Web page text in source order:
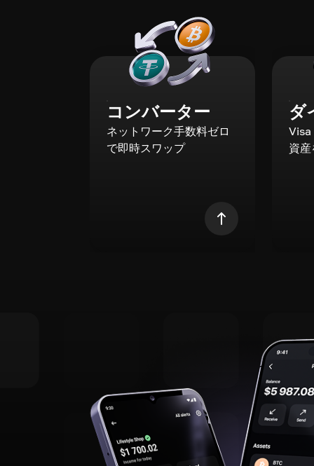
コンバーター
ネットワーク手数料ゼロ
で即時スワップ
ダ
資